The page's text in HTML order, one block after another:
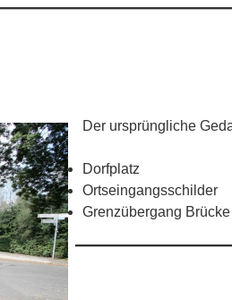
Der ursprüngliche
Dorfplatz
Ortseingangsschilder
Grenzübergang Brücke